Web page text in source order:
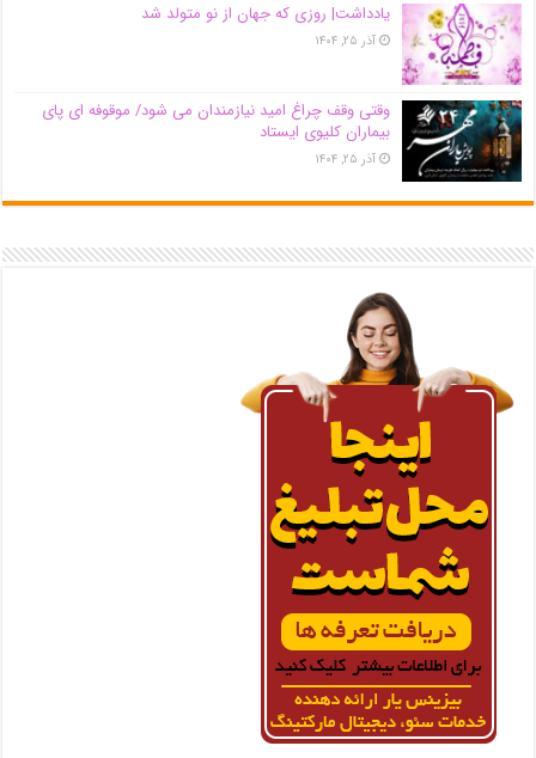
یادداشت| روزی که جهان از نو متولد شد
آذر ۲۵, ۱۴۰۴
وقتی وقف چراغ امید نیازمندان می شود/ موقوفه ای پای
بیماران کلیوی ایستاد
آذر ۲۵, ۱۴۰۴